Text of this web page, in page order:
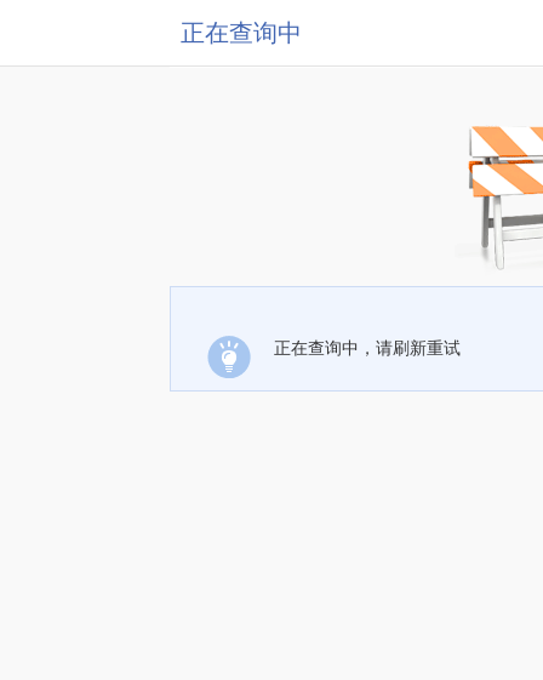
正在查询中
正在查询中，请刷新重试